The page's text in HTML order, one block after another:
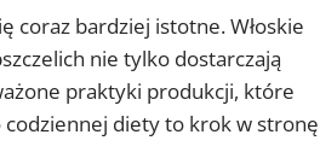
coraz bardziej istotne. Włoskie
nie tylko dostarczają
praktyki produkcji, które
diety to krok w stronę